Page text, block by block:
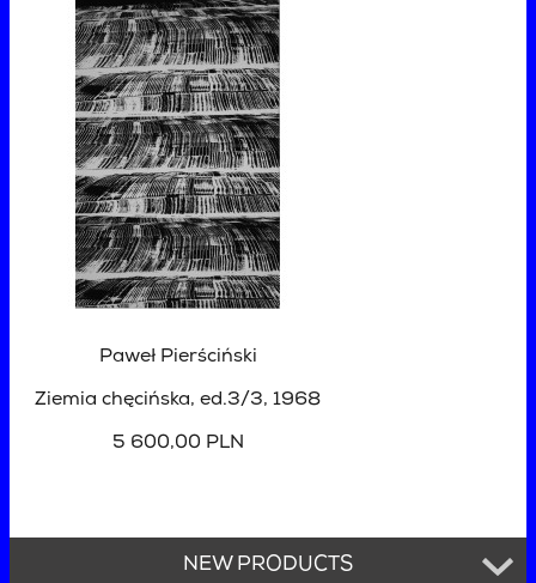
Paweł Pierściński
Ziemia chęcińska, ed.3/3, 1968
5 600,00 PLN
NEW PRODUCTS